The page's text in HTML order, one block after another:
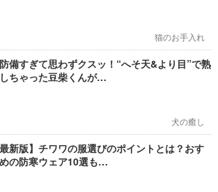
猫のお手入れ
備すぎて思わずクスッ！“へそ天&より目”で熟
ちゃった豆柴くんが…
犬の癒し
最新版】チワワの服選びのポイントとは？おす
の防寒ウェア10選も…